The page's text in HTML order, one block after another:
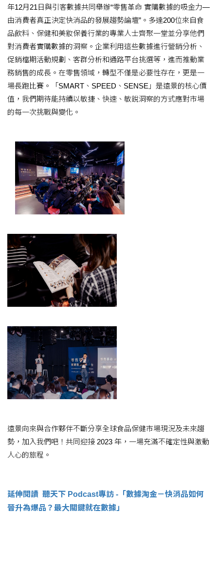
年12月21日與引客數據共同舉辦“零售革命 實購數據的吸金力—
由消費者真正決定快消品的發展趨勢論壇”。多達200位來自食
品飲料、保健和美妝保養行業的專業人士齊聚一堂並分享他們
對消費者實購數據的洞察。企業利用這些數據進行營銷分析、
促銷檔期活動規劃、客群分析和通路平台挑選等，進而推動業
務銷售的成長。在零售領域，轉型不僅是必要性存在，更是一
場長跑比賽。「SMART、SPEED、SENSE」是遠景的核心價
值，我們期待能持續以敏捷、快速、敏銳洞察的方式應對市場
的每一次挑戰與變化。
遠景向來與合作夥伴不斷分享全球食品保健市場現況及未來趨
勢，加入我們吧！共同迎接 2023 年，一場充滿不確定性與激動
人心的旅程。
延伸閱讀 聽天下 Podcast專訪 -「數據淘金－快消品如何
晉升為爆品？最大關鍵就在數據」